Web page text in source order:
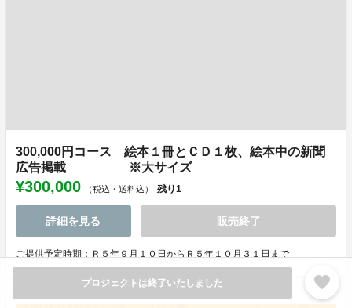
プロジェクトは終了いたしました favorite
300,000円コース 絵本１冊とＣＤ１枚、絵本中の新聞
広告掲載 ※大サイズ
¥300,000 （税込・送料込） 残り1
詳細を見る 販売終了
ご提供予定時期：Ｒ５年９月１０日からＲ５年１０月３１日まで